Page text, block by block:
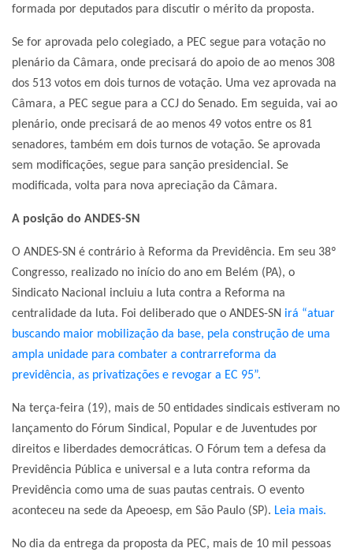
formada por deputados para discutir o mérito da proposta.
Se for aprovada pelo colegiado, a PEC segue para votação no
plenário da Câmara, onde precisará do apoio de ao menos 308
dos 513 votos em dois turnos de votação. Uma vez aprovada na
Câmara, a PEC segue para a CCJ do Senado. Em seguida, vai ao
plenário, onde precisará de ao menos 49 votos entre os 81
senadores, também em dois turnos de votação. Se aprovada
sem modificações, segue para sanção presidencial. Se
modificada, volta para nova apreciação da Câmara.
A posição do ANDES-SN
O ANDES-SN é contrário à Reforma da Previdência. Em seu 38º
Congresso, realizado no início do ano em Belém (PA), o
Sindicato Nacional incluiu a luta contra a Reforma na
centralidade da luta. Foi deliberado que o ANDES-SN irá “atuar
buscando maior mobilização da base, pela construção de uma
ampla unidade para combater a contrarreforma da
previdência, as privatizações e revogar a EC 95”.
Na terça-feira (19), mais de 50 entidades sindicais estiveram no
lançamento do Fórum Sindical, Popular e de Juventudes por
direitos e liberdades democráticas. O Fórum tem a defesa da
Previdência Pública e universal e a luta contra reforma da
Previdência como uma de suas pautas centrais. O evento
aconteceu na sede da Apeoesp, em São Paulo (SP). Leia mais.
No dia da entrega da proposta da PEC, mais de 10 mil pessoas